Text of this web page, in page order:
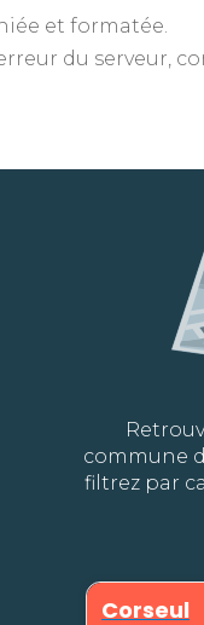
et formatée.
du serveur,
commune
filtrez par